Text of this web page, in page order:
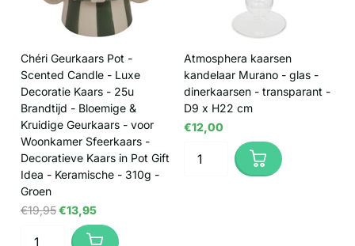
Chéri Geurkaars Pot -
Scented Candle - Luxe
Decoratie Kaars - 25u
Brandtijd - Bloemige &
Kruidige Geurkaars - voor
Woonkamer Sfeerkaars -
Decoratieve Kaars in Pot Gift
Idea - Keramische - 310g -
Groen
€19,95€13,95
Atmosphera kaarsen
kandelaar Murano - glas -
dinerkaarsen - transparant -
D9 x H22 cm
€12,00